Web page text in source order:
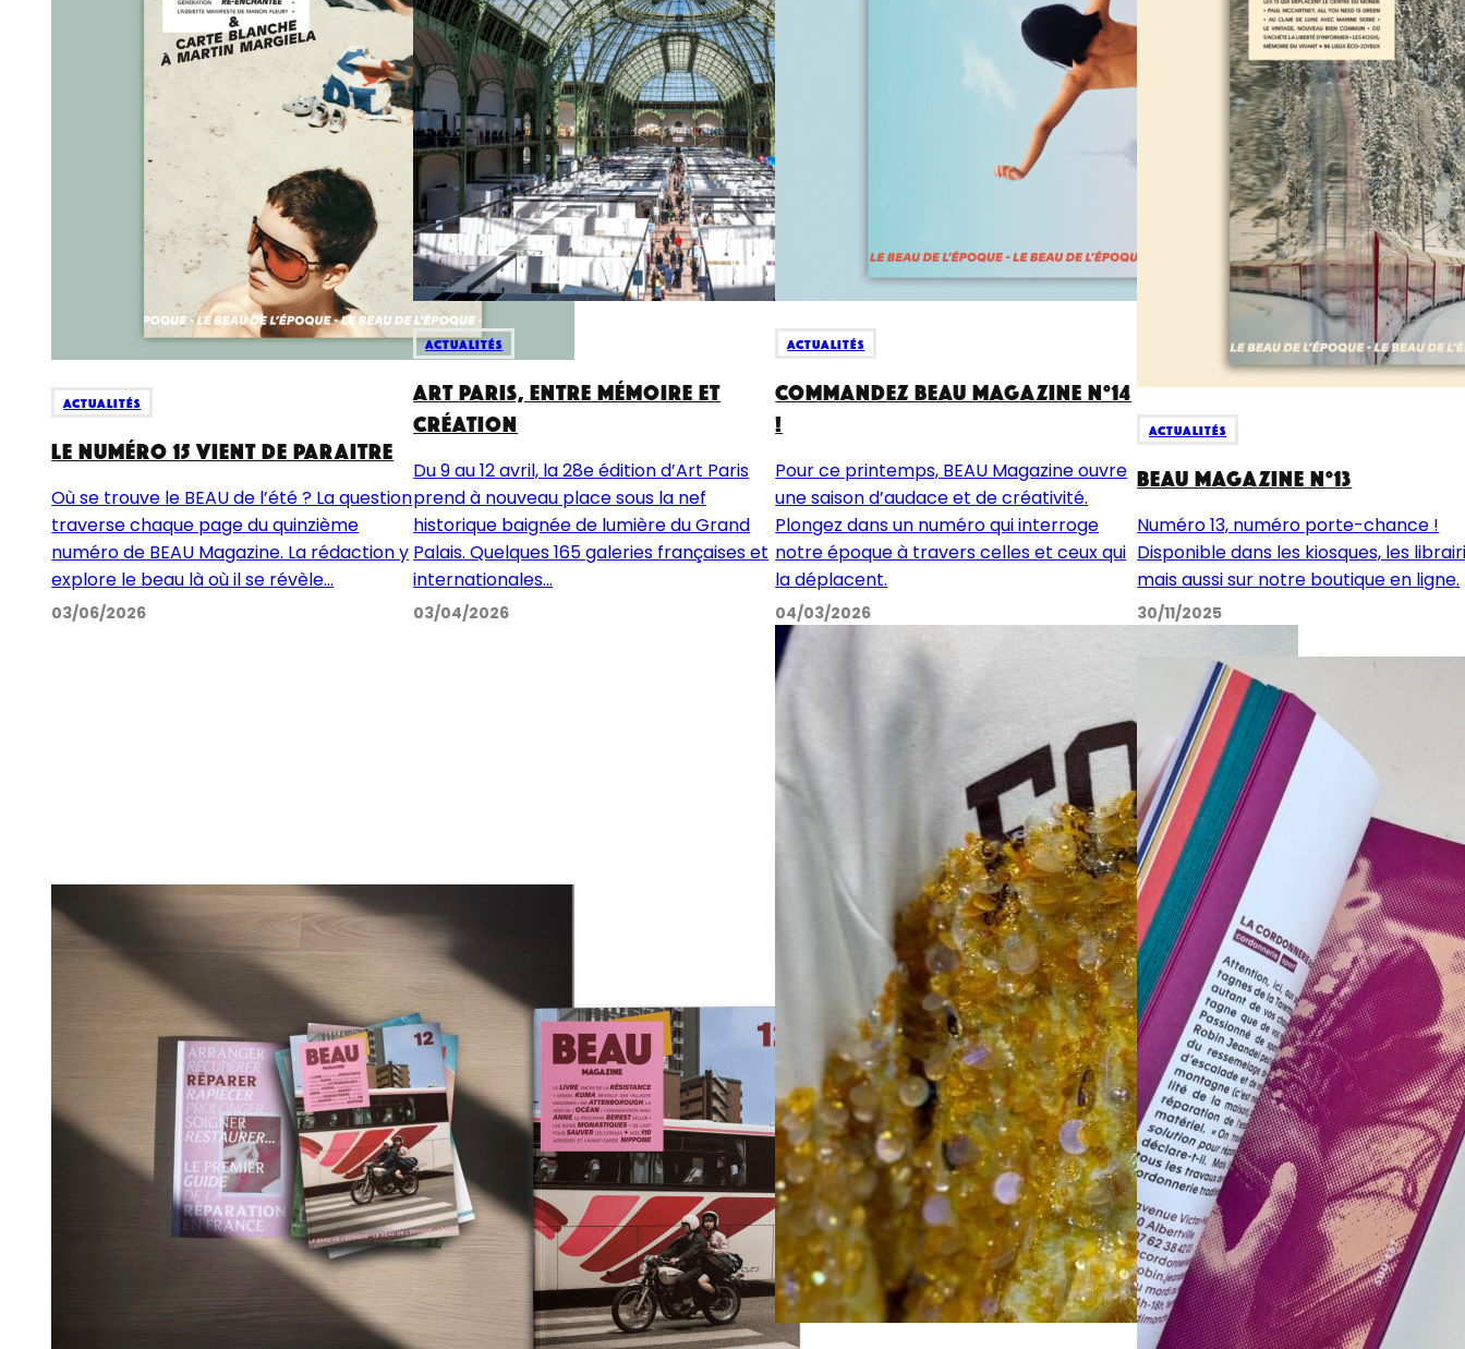
Actualités
Le numéro 15 vient de paraitre
Où se trouve le BEAU de l’été ? La question
traverse chaque page du quinzième
numéro de BEAU Magazine. La rédaction y
explore le beau là où il se révèle...
03/06/2026
Actualités
Art Paris, entre mémoire et
création
Du 9 au 12 avril, la 28e édition d’Art Paris
prend à nouveau place sous la nef
historique baignée de lumière du Grand
Palais. Quelques 165 galeries françaises et
internationales...
03/04/2026
Actualités
Commandez BEAU MAGAZINE N°14
!
Pour ce printemps, BEAU Magazine ouvre
une saison d’audace et de créativité.
Plongez dans un numéro qui interroge
notre époque à travers celles et ceux qui
la déplacent.
04/03/2026
Actualités
BEAU MAGAZINE N°13
Numéro 13, numéro porte-chance !
Disponible dans les kiosques, les
mais aussi sur notre boutique en ligne.
30/11/2025